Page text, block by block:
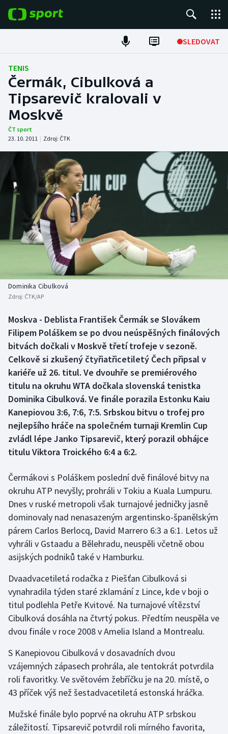
SLEDOVAT
Fotbal
Hokej
Tenis
Atletika
Cyklistika
DALŠÍ SPORTY
Americký fotbal
Baseball a softbal
Basketbal
Biatlon
Box
Curling
Dostihy
Florbal
Futsal
Golf
Gymnastika
Házená
Jezdectví
Judo
Krasobruslení
Lezení
Lyže a snowboard
Moderní pětiboj
Motorsport
Olympijské hry
Parasport
NEPŘEHLÉDNĚTE
Soutěže
Historické návraty
Aplikace ČT sport
TENIS
Čermák, Cibulková a
Tipsarevič kralovali v
Moskvě
ČT sport
23. 10. 2011 | Zdroj: ČTK
Dominika Cibulková
Zdroj: ČTK/AP
Moskva - Deblista František Čermák se Slovákem
Filipem Poláškem se po dvou neúspěšných finálových
bitvách dočkali v Moskvě třetí trofeje v sezoně.
Celkově si zkušený čtyřiatřicetiletý Čech připsal v
kariéře už 26. titul. Ve dvouhře se premiérového
titulu na okruhu WTA dočkala slovenská tenistka
Dominika Cibulková. Ve finále porazila Estonku Kaiu
Kanepiovou 3:6, 7:6, 7:5. Srbskou bitvu o trofej pro
nejlepšího hráče na společném turnaji Kremlin Cup
zvládl lépe Janko Tipsarevič, který porazil obhájce
titulu Viktora Troického 6:4 a 6:2.
Čermákovi s Poláškem poslední dvě finálové bitvy na
okruhu ATP nevyšly; prohráli v Tokiu a Kuala Lumpuru.
Dnes v ruské metropoli však turnajové jedničky jasně
dominovaly nad nenasazeným argentinsko-španělským
párem Carlos Berlocq, David Marrero 6:3 a 6:1. Letos už
vyhráli v Gstaadu a Bělehradu, neuspěli včetně obou
asijských podniků také v Hamburku.
Dvaadvacetiletá rodačka z Piešťan Cibulková si
vynahradila týden staré zklamání z Lince, kde v boji o
titul podlehla Petře Kvitové. Na turnajové vítězství
Cibulková dosáhla na čtvrtý pokus. Předtím neuspěla ve
dvou finále v roce 2008 v Amelia Island a Montrealu.
S Kanepiovou Cibulková v dosavadních dvou
vzájemných zápasech prohrála, ale tentokrát potvrdila
roli favoritky. Ve světovém žebříčku je na 20. místě, o
43 příček výš než šestadvacetiletá estonská hráčka.
Mužské finále bylo poprvé na okruhu ATP srbskou
záležitostí. Tipsarevič potvrdil roli mírného favorita,